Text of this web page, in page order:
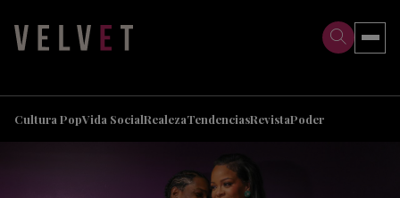
Cultura PopVida SocialRealezaTendenciasRevistaPoder